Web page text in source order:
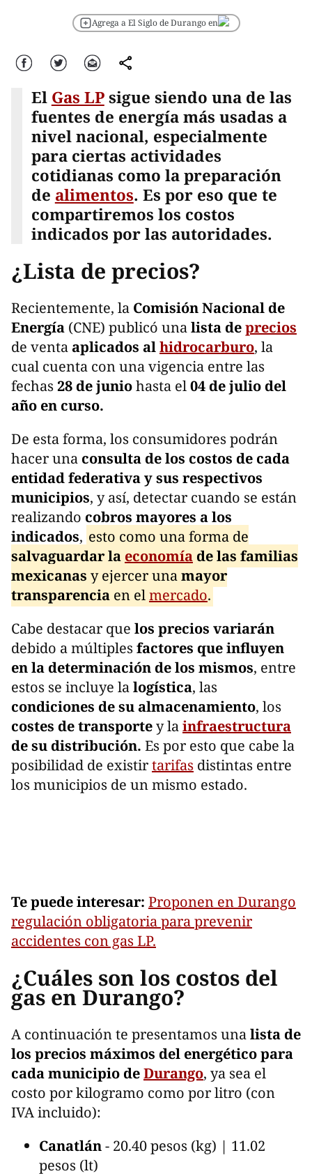
Agrega a El Siglo de Durango en
Facebook Twitter Correo comparte
El Gas LPsigue siendo una de las
fuentes de energía más usadas a
nivel nacional, especialmente
para ciertas actividades
cotidianas como la preparación
de alimentos. Es por eso que te
compartiremos los costos
indicados por las autoridades.
¿Lista de precios?
Recientemente, la Comisión Nacional de
Energía (CNE) publicó unalista deprecios
de venta aplicados alhidrocarburo, la
cual cuenta con una vigencia entre las
fechas 28 de juniohasta el04 de julio del
año en curso.
De esta forma, los consumidores podrán
hacer una consulta de los costos de cada
entidad federativa y sus respectivos
municipios, y así, detectar cuando se están
realizando cobros mayores a los
indicados, esto como una forma de
salvaguardar la economía de las familias
mexicanas y ejercer unamayor
transparencia en elmercado.
Cabe destacar que los precios variarán
debido a múltiples factores que influyen
en la determinación de los mismos, entre
estos se incluye lalogística, las
condiciones de su almacenamiento, los
costes de transportey lainfraestructura
de su distribución. Es por esto que cabe la
posibilidad de existirtarifas distintas entre
los municipios de un mismo estado.
Te puede interesar: Proponen en Durango
regulación obligatoria para prevenir
accidentes con gas LP.
¿Cuáles son los costos del
gas en Durango?
A continuación te presentamos unalista de
los precios máximos del energético para
cada municipio deDurango, ya sea el
costo por kilogramo como por litro (con
IVA incluido):
Canatlán- 20.40 pesos (kg) | 11.02
pesos (lt)